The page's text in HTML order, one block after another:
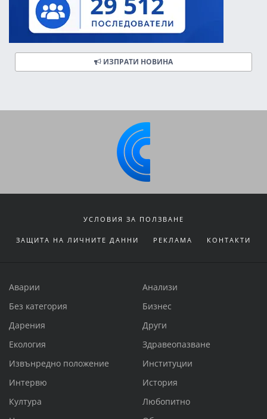
ИЗПРАТИ НОВИНА
УСЛОВИЯ ЗА ПОЛЗВАНЕ
ЗАЩИТА НА ЛИЧНИТЕ ДАННИ РЕКЛАМА КОНТАКТИ
Аварии
Анализи
Без категория
Бизнес
Дарения
Други
Екология
Здравеопазване
Извънредно положение
Институции
Интервю
История
Култура
Любопитно